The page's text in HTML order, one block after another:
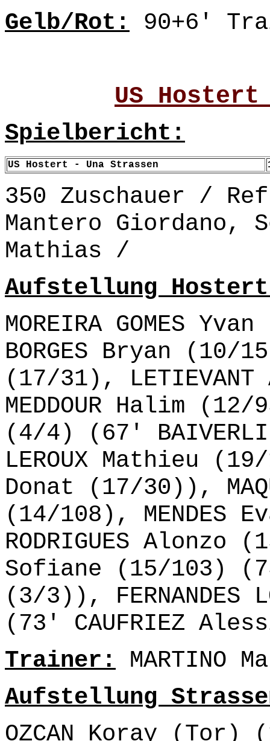
Gelb/Rot: 90+6'
US
Spielbericht:
US Hostert - Una Strassen
350 Zuschauer /
Mantero Giordano,
Mathias /
Aufstellung
MOREIRA GOMES
BORGES Bryan (10/
(17/31),
MEDDOUR Halim
(4/4) (67'
LEROUX Mathieu
Donat (17/30)),
(14/108), MENDES
RODRIGUES Alonzo
Sofiane (15/103)
(3/3)), FERNANDES
(73' CAUFRIEZ
Trainer: MARTINO
Aufstellung
OZCAN Koray (Tor)